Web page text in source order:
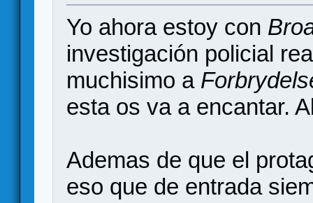
Yo ahora estoy con
investigación policial
muchisimo a
esta os va a encantar.
Ademas de que el
eso que de entrada